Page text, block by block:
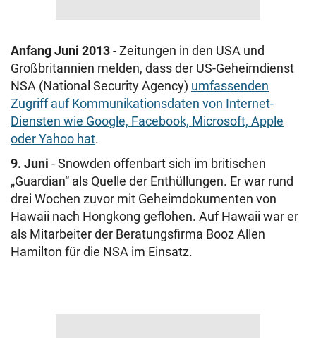
Anfang Juni 2013- Zeitungen in den USA und
Großbritannien melden, dass der US-Geheimdienst
NSA (National Security Agency) umfassenden
Zugriff auf Kommunikationsdaten von Internet-
Diensten wie Google, Facebook, Microsoft, Apple
oder Yahoo hat.
9. Juni - Snowden offenbart sich im britischen
„Guardian“ als Quelle der Enthüllungen. Er war rund
drei Wochen zuvor mit Geheimdokumenten von
Hawaii nach Hongkong geflohen. Auf Hawaii war er
als Mitarbeiter der Beratungsfirma Booz Allen
Hamilton für die NSA im Einsatz.